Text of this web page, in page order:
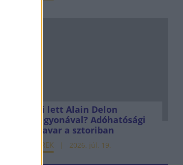
Mi lett Alain Delon
vagyonával? Adóhatósági
csavar a sztoriban
HÍREK 2026. júl. 19.